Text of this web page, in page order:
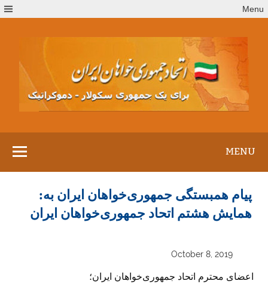
to
Menu
MENU
پیام همبستگی جمهوری‌خواهان ایران به:
همایش هشتم اتحاد جمهوری‌خواهان ایران
October 8, 2019
اعضای محترم اتحاد جمهوری‌خواهان ایران؛